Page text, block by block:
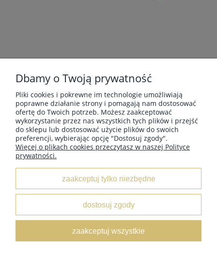
SZYDEŁKO Z PLASTIKOWĄ RĄCZKĄ SKC 7MM
Producent: SKC
7,80 zł
do koszyka
MOJE KONTO
O NAS
Dbamy o Twoją prywatność
Pliki cookies i pokrewne im technologie umożliwiają
poprawne działanie strony i pomagają nam dostosować
ofertę do Twoich potrzeb. Możesz zaakceptować
wykorzystanie przez nas wszystkich tych plików i przejść
do sklepu lub dostosować użycie plików do swoich
preferencji, wybierając opcję "Dostosuj zgody".
Więcej o plikach cookies przeczytasz w naszej Polityce
prywatności.
zaakceptuj tylko niezbędne
dostosuj zgody
zaakceptuj wszystkie